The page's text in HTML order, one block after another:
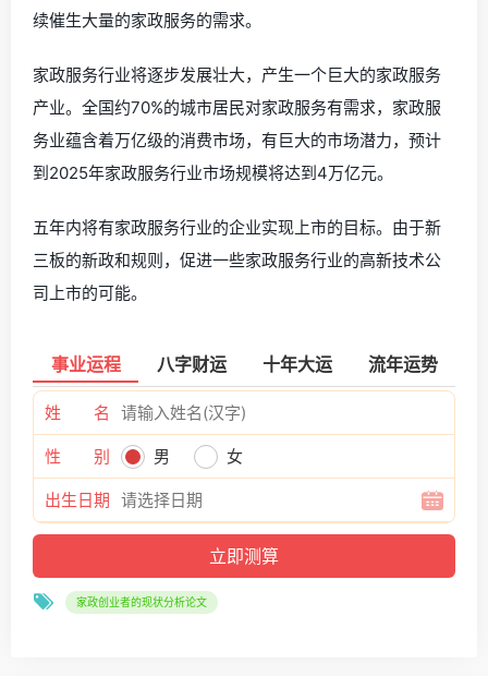
续催生大量的家政服务的需求。
家政服务行业将逐步发展壮大，产生一个巨大的家政服务
产业。全国约70%的城市居民对家政服务有需求，家政服
务业蕴含着万亿级的消费市场，有巨大的市场潜力，预计
到2025年家政服务行业市场规模将达到4万亿元。
五年内将有家政服务行业的企业实现上市的目标。由于新
三板的新政和规则，促进一些家政服务行业的高新技术公
司上市的可能。
事业运程 八字财运 十年大运 流年运势
姓 名
性 别 男 女
出生日期
家政创业者的现状分析论文